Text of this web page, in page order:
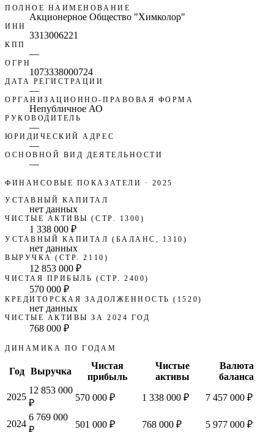
ПОЛНОЕ НАИМЕНОВАНИЕ
Акционерное Общество "Химколор"
ИНН
3313006221
КПП
—
ОГРН
1073338000724
ДАТА РЕГИСТРАЦИИ
—
ОРГАНИЗАЦИОННО-ПРАВОВАЯ ФОРМА
Непубличное АО
РУКОВОДИТЕЛЬ
—
ЮРИДИЧЕСКИЙ АДРЕС
—
ОСНОВНОЙ ВИД ДЕЯТЕЛЬНОСТИ
—
ФИНАНСОВЫЕ ПОКАЗАТЕЛИ · 2025
УСТАВНЫЙ КАПИТАЛ
нет данных
ЧИСТЫЕ АКТИВЫ (СТР. 1300)
1 338 000 ₽
УСТАВНЫЙ КАПИТАЛ (БАЛАНС, 1310)
нет данных
ВЫРУЧКА (СТР. 2110)
12 853 000 ₽
ЧИСТАЯ ПРИБЫЛЬ (СТР. 2400)
570 000 ₽
КРЕДИТОРСКАЯ ЗАДОЛЖЕННОСТЬ (1520)
нет данных
ЧИСТЫЕ АКТИВЫ ЗА 2024 ГОД
768 000 ₽
ДИНАМИКА ПО ГОДАМ
Год Выручка
Чистая
прибыль
Чистые
активы
Валюта
баланса
2025
12 853 000
₽
570 000 ₽ 1 338 000 ₽ 7 457 000 ₽
2024
6 769 000
501 000 ₽ 768 000 ₽
5 977 000 ₽